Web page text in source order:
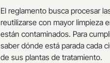
El reglamento busca procesar
reutilizarse con mayor limpieza
están contaminados. Para
saber dónde está parada cada
de sus plantas de tratamiento.